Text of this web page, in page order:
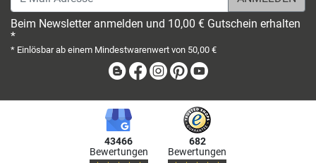
Beim Newsletter anmelden und 10,00 € Gutschein erhalten
*
* Einlösbar ab einem Mindestwarenwert von 50,00 €
BlogFacebook
Instagram
Pinterest
43466
Bewertungen
682
Bewertungen